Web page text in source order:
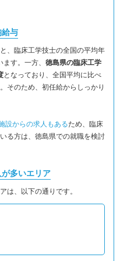
給与
、臨床工学技士の全国の平均年
す。一方、 徳島県の臨床工学
となっており、全国平均に比べ
そのため、初任給からしっかり
設からの求人もあるため、臨床
る方は、徳島県での就職を検討
多いエリア
は、以下の通りです。